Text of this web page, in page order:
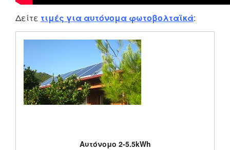
Δείτε τιμές για αυτόνομα φωτοβολταϊκά:
Αυτόνομο 2-5.5kWh